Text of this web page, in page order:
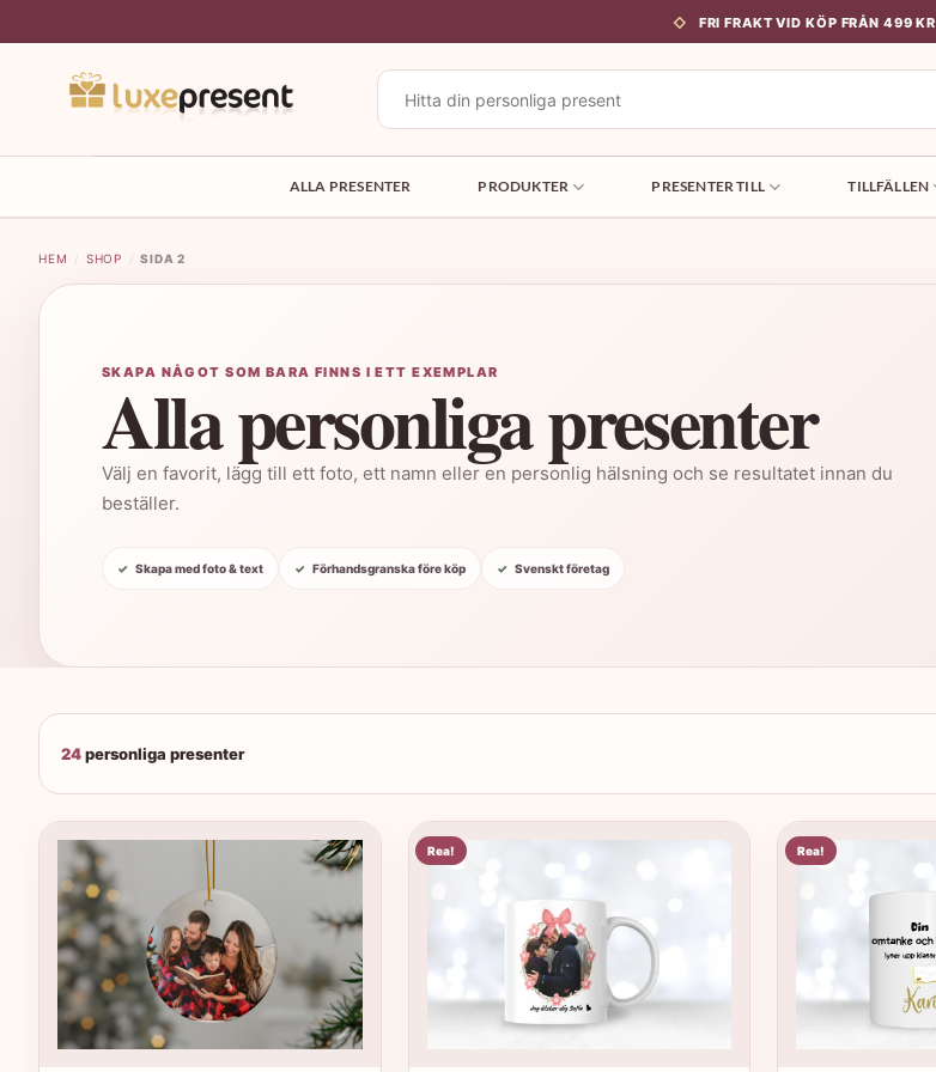
to
FRI FRAKT VID KÖP FRÅN 499 KR
Sök
efter:
ALLA PRESENTER PRODUKTER PRESENTER TILL TILLFÄLLEN
HEM / SHOP / SIDA 2
SKAPA NÅGOT SOM BARA FINNS I ETT EXEMPLAR
Alla personliga presenter
Välj en favorit, lägg till ett foto, ett namn eller en personlig hälsning och se resultatet innan du
beställer.
Skapa med foto & text Förhandsgranska före köp Svenskt företag
24personliga presenter
Rea! Rea!